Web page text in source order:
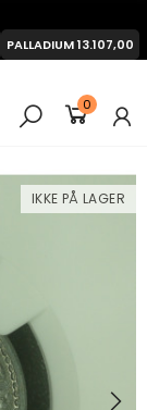
0
PALLADIUM13.107,00
IKKE PÅ LAGER